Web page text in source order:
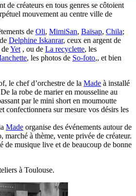
de créateurs en tous genres se côtoient
mouvement au centre ville de
de Oli, MimiSan, Baïsap, Chila;
Delphine Iskanrar, ceux en argent de
deYet , ou de La recyclette, les
, les photos de So-foto,, et bien
le chef d’orchestre de la Made à installé
la robe de marier en mousseline au
par le mini short en moumoutte
confectionnera sur mesure vos désirs les
Made organise des événements autour de
marché à thème, vente privée de créateur.
de musique live et de beaucoup de bonne
à Toulouse.